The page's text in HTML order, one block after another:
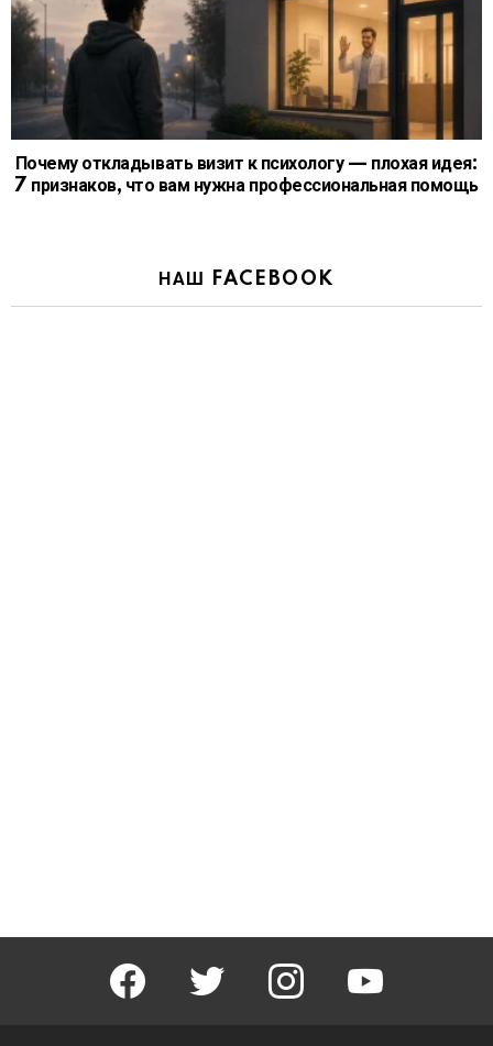
Почему откладывать визит к психологу — плохая идея:
7 признаков, что вам нужна профессиональная помощь
НАШ FACEBOOK
facebook twitter instagram